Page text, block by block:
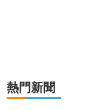
熱門新聞